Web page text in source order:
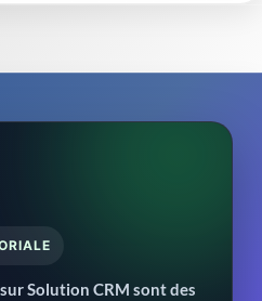
Solution CRM sont des